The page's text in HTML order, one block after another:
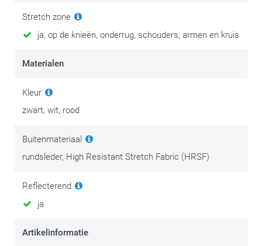
Stretch zone
ja, op de knieën, onderrug, schouders, armen en kruis
Materialen
Kleur
zwart, wit, rood
Buitenmateriaal
rundsleder, High Resistant Stretch Fabric (HRSF)
Reflecterend
ja
Artikelinformatie